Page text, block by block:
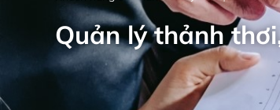
Quản lý thảnh